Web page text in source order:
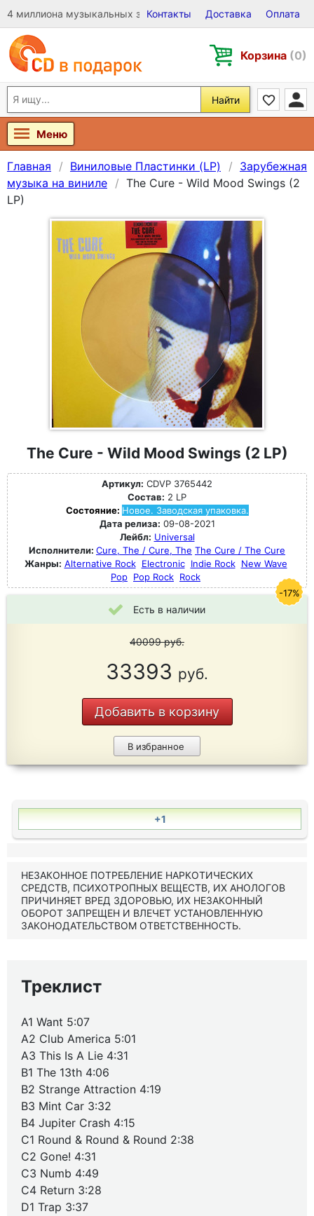
4 миллиона музыкальных записей на Виниле, CD и DVD
Контакты Доставка Оплата
Корзина (0)
Найти
Меню
Главная Виниловые Пластинки (LP)
Зарубежная
музыка на виниле
The Cure - Wild Mood Swings (2
LP)
The Cure - Wild Mood Swings (2 LP)
Артикул: CDVP 3765442
Состав: 2 LP
Состояние: Новое. Заводская упаковка.
Дата релиза: 09-08-2021
Лейбл: Universal
Исполнители: Cure, The / Cure, The The Cure / The Cure
Жанры: Alternative Rock Electronic Indie Rock New Wave
Pop Pop Rock Rock
Есть в наличии
40099руб.
33393 руб.
Добавить в корзину
В избранное
-17%
+1
НЕЗАКОННОЕ ПОТРЕБЛЕНИЕ НАРКОТИЧЕСКИХ
СРЕДСТВ, ПСИХОТРОПНЫХ ВЕЩЕСТВ, ИХ АНОЛОГОВ
ПРИЧИНЯЕТ ВРЕД ЗДОРОВЬЮ, ИХ НЕЗАКОННЫЙ
ОБОРОТ ЗАПРЕЩЕН И ВЛЕЧЕТ УСТАНОВЛЕННУЮ
ЗАКОНОДАТЕЛЬСТВОМ ОТВЕТСТВЕННОСТЬ.
Треклист
A1 Want 5:07
A2 Club America 5:01
A3 This Is A Lie 4:31
B1 The 13th 4:06
B2 Strange Attraction 4:19
B3 Mint Car 3:32
B4 Jupiter Crash 4:15
C1 Round & Round & Round 2:38
C2 Gone! 4:31
C3 Numb 4:49
C4 Return 3:28
D1 Trap 3:37